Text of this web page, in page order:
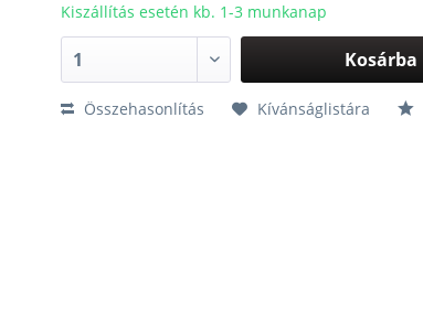
Kiszállítás esetén kb. 1-3 munkanap
Kosárba
Összehasonlítás Kívánságlistára